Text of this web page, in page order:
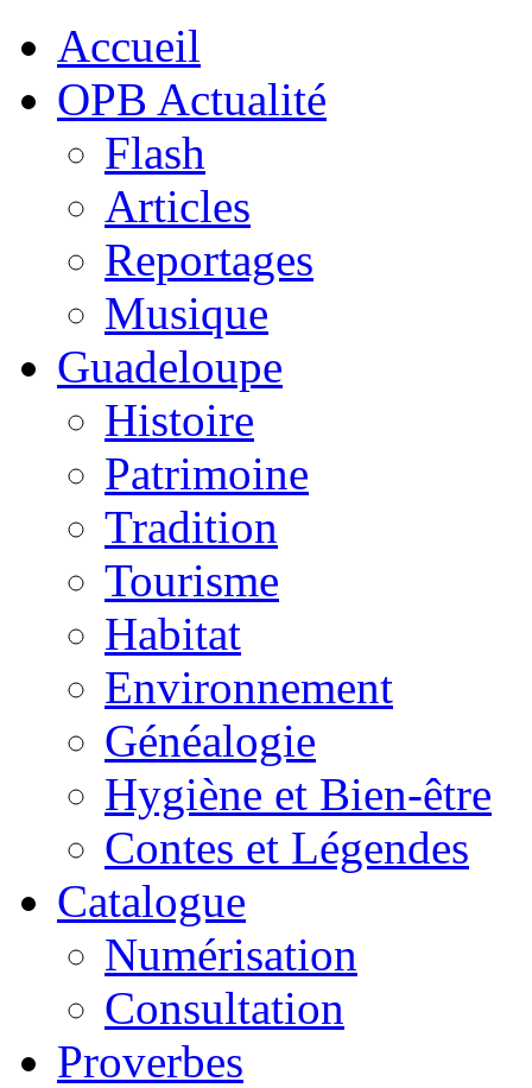
Accueil
OPB Actualité
Flash
Articles
Reportages
Musique
Guadeloupe
Histoire
Patrimoine
Tradition
Tourisme
Habitat
Environnement
Généalogie
Hygiène et Bien-être
Contes et Légendes
Catalogue
Numérisation
Consultation
Proverbes